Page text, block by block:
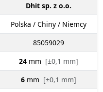
Dhit sp. z o.o.
Polska / Chiny / Niemcy
85059029
24 mm [±0,1 mm]
6 mm [±0,1 mm]